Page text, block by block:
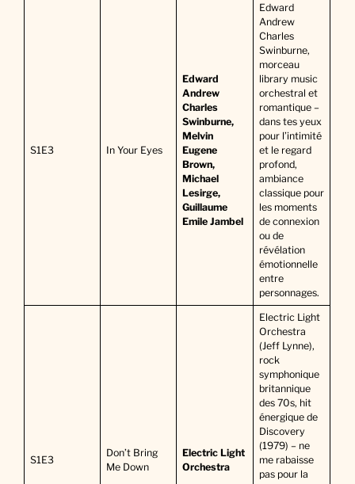
S1E3 In Your Eyes
Edward
Andrew
Charles
Swinburne,
Melvin
Eugene
Brown,
Michael
Lesirge,
Guillaume
Emile Jambel
Edward
Andrew
Charles
Swinburne,
morceau
library music
orchestral et
romantique –
dans tes yeux
pour l’intimité
et le regard
profond,
ambiance
classique pour
les moments
de connexion
ou de
révélation
émotionnelle
entre
personnages.
S1E3
Don’t Bring
Me Down
Electric Light
Orchestra
Electric Light
Orchestra
(Jeff Lynne),
rock
symphonique
britannique
des 70s, hit
énergique de
Discovery
(1979) – ne
me rabaisse
pas pour la